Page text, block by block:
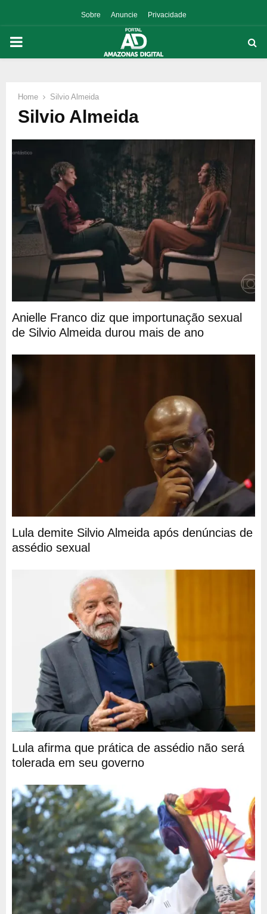
Sobre Anuncie Privacidade
PRIMARY
Home Silvio Almeida
Silvio Almeida
Anielle Franco diz que importunação sexual
de Silvio Almeida durou mais de ano
Lula demite Silvio Almeida após denúncias de
assédio sexual
Lula afirma que prática de assédio não será
tolerada em seu governo